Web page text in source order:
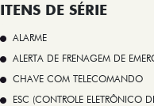
ITENS DE SÉRIE
ALARME
ALERTA DE FRENAGEM DE
CHAVE COM TELECOMANDO
ESC (CONTROLE ELETRÔNICO